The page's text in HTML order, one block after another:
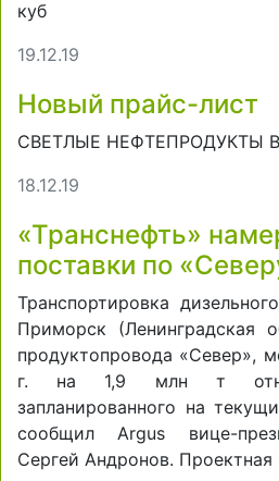
куб
19.12.19
Новый прайс-лист
СВЕТЛЫЕ НЕФТЕПРОДУКТЫ
18.12.19
«Транснефть»
поставки по
Транспортировка
Приморск (Ленинградская
продуктопровода «Север»,
г. на 1,9 млн т
запланированного на
сообщил Argus вице-
Сергей Андронов.